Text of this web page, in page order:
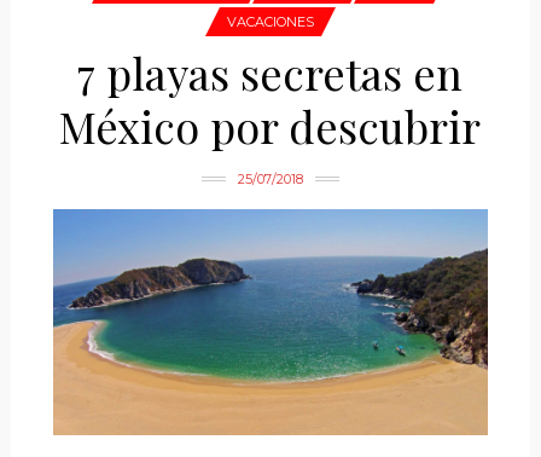
VACACIONES
7 playas secretas en
México por descubrir
25/07/2018